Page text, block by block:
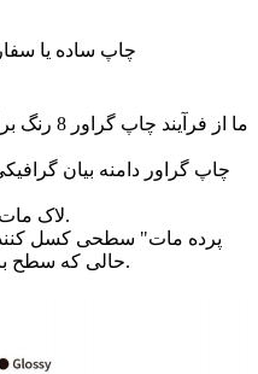
چاپ ساده یا
ما از
چاپ گراور دامنه بیان
لاک مات و چاپ مات جزئی نیز موجود است.
حالی که سطح براق تر "براق کننده" نامیده می شود.